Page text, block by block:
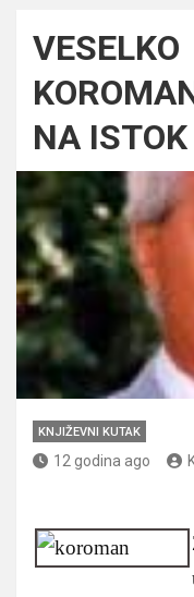
VESELKO
NA ISTOK
KNJIŽEVNI KUTAK
12 godina ago